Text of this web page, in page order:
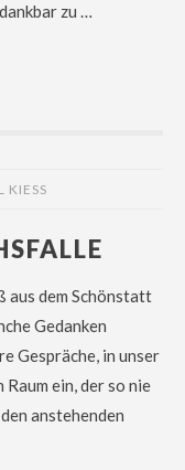
zu …
KIESS
aus dem Schönstatt
Gedanken
Gespräche, in unser
ein, der so nie
anstehenden